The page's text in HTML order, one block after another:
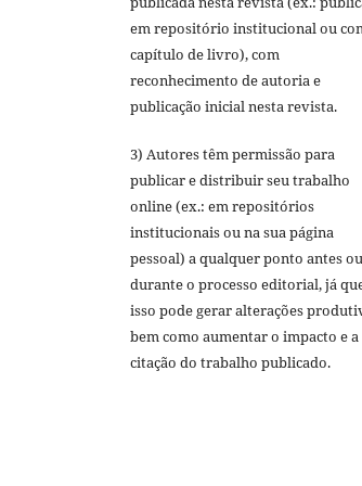
em repositório institucional ou
capítulo de livro), com
reconhecimento de autoria e
publicação inicial nesta revista.
3) Autores têm permissão para
publicar e distribuir seu trabalho
online (ex.: em repositórios
institucionais ou na sua página
pessoal) a qualquer ponto antes ou
durante o processo editorial, já
isso pode gerar alterações
bem como aumentar o impacto e a
citação do trabalho publicado.